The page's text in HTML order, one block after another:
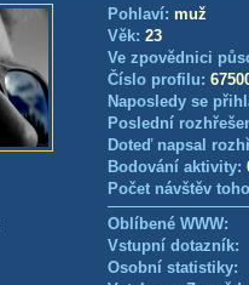
Pohlaví: muž
Věk: 23
Ve zpovědnici
Číslo profilu:
Naposledy se
Poslední
Doteď napsal
Bodování aktivity:
Počet návštěv
Oblíbené WWW:
Vstupní
Osobní